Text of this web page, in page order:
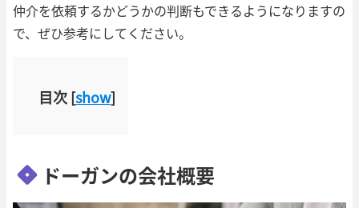
仲介を依頼するかどうかの判断もできるようになりますの
で、ぜひ参考にしてください。
目次[show]
ドーガンの会社概要